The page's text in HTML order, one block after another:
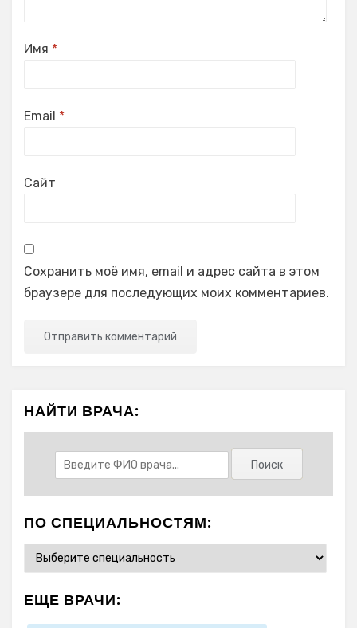
Имя *
Email *
Сайт
Сохранить моё имя, email и адрес сайта в этом
браузере для последующих моих комментариев.
НАЙТИ ВРАЧА:
ПО СПЕЦИАЛЬНОСТЯМ:
ЕЩЕ ВРАЧИ: